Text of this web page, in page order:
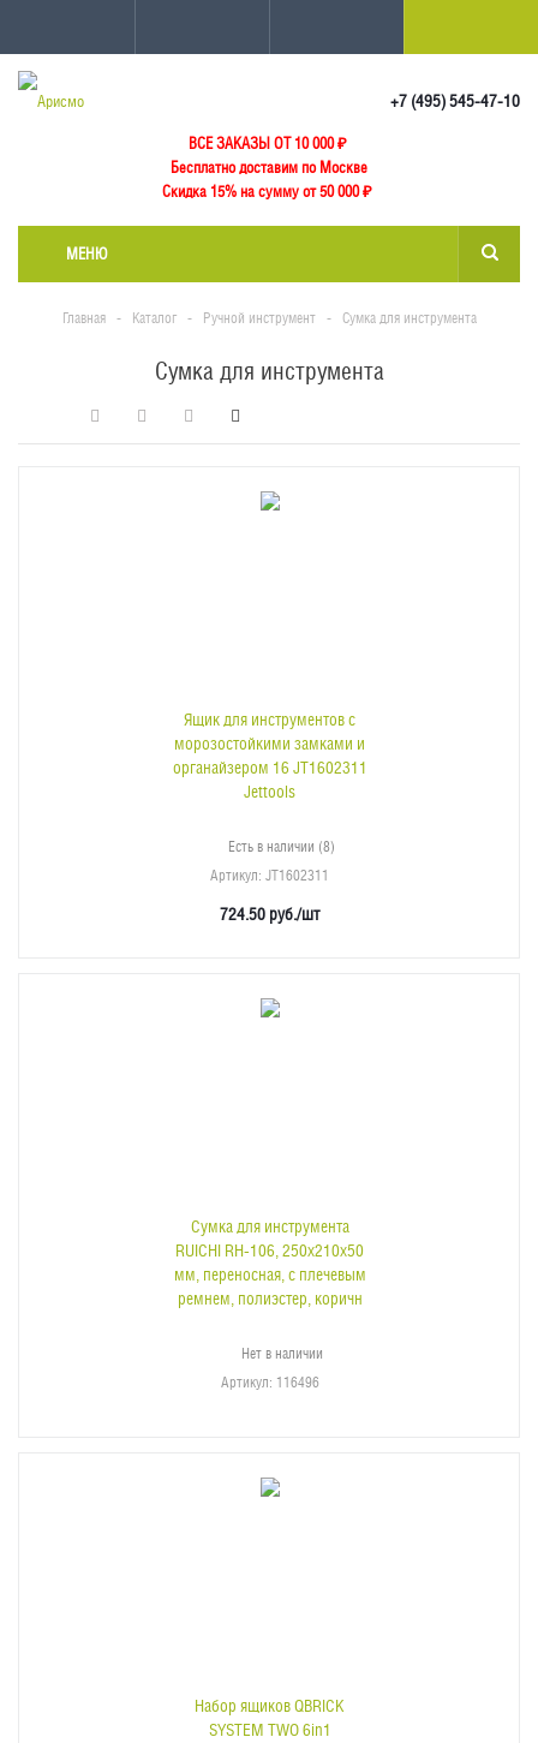
+7 (495) 545-47-10
ВСЕ ЗАКАЗЫ ОТ 10 000₽
Бесплатно доставим по Москве
Скидка 15% на сумму от 50 000 ₽
МЕНЮ
Главная - Каталог - Ручной инструмент - Сумка для инструмента
Сумка для инструмента
Ящик для инструментов с
морозостойкими замками и
органайзером 16 JT1602311
Jettools
Есть в наличии (8)
Артикул: JT1602311
724.50 руб./шт
Сумка для инструмента
RUICHI RH-106, 250х210х50
мм, переносная, с плечевым
ремнем, полиэстер, коричн
Нет в наличии
Артикул: 116496
Набор ящиков QBRICK
SYSTEM TWO 6in1